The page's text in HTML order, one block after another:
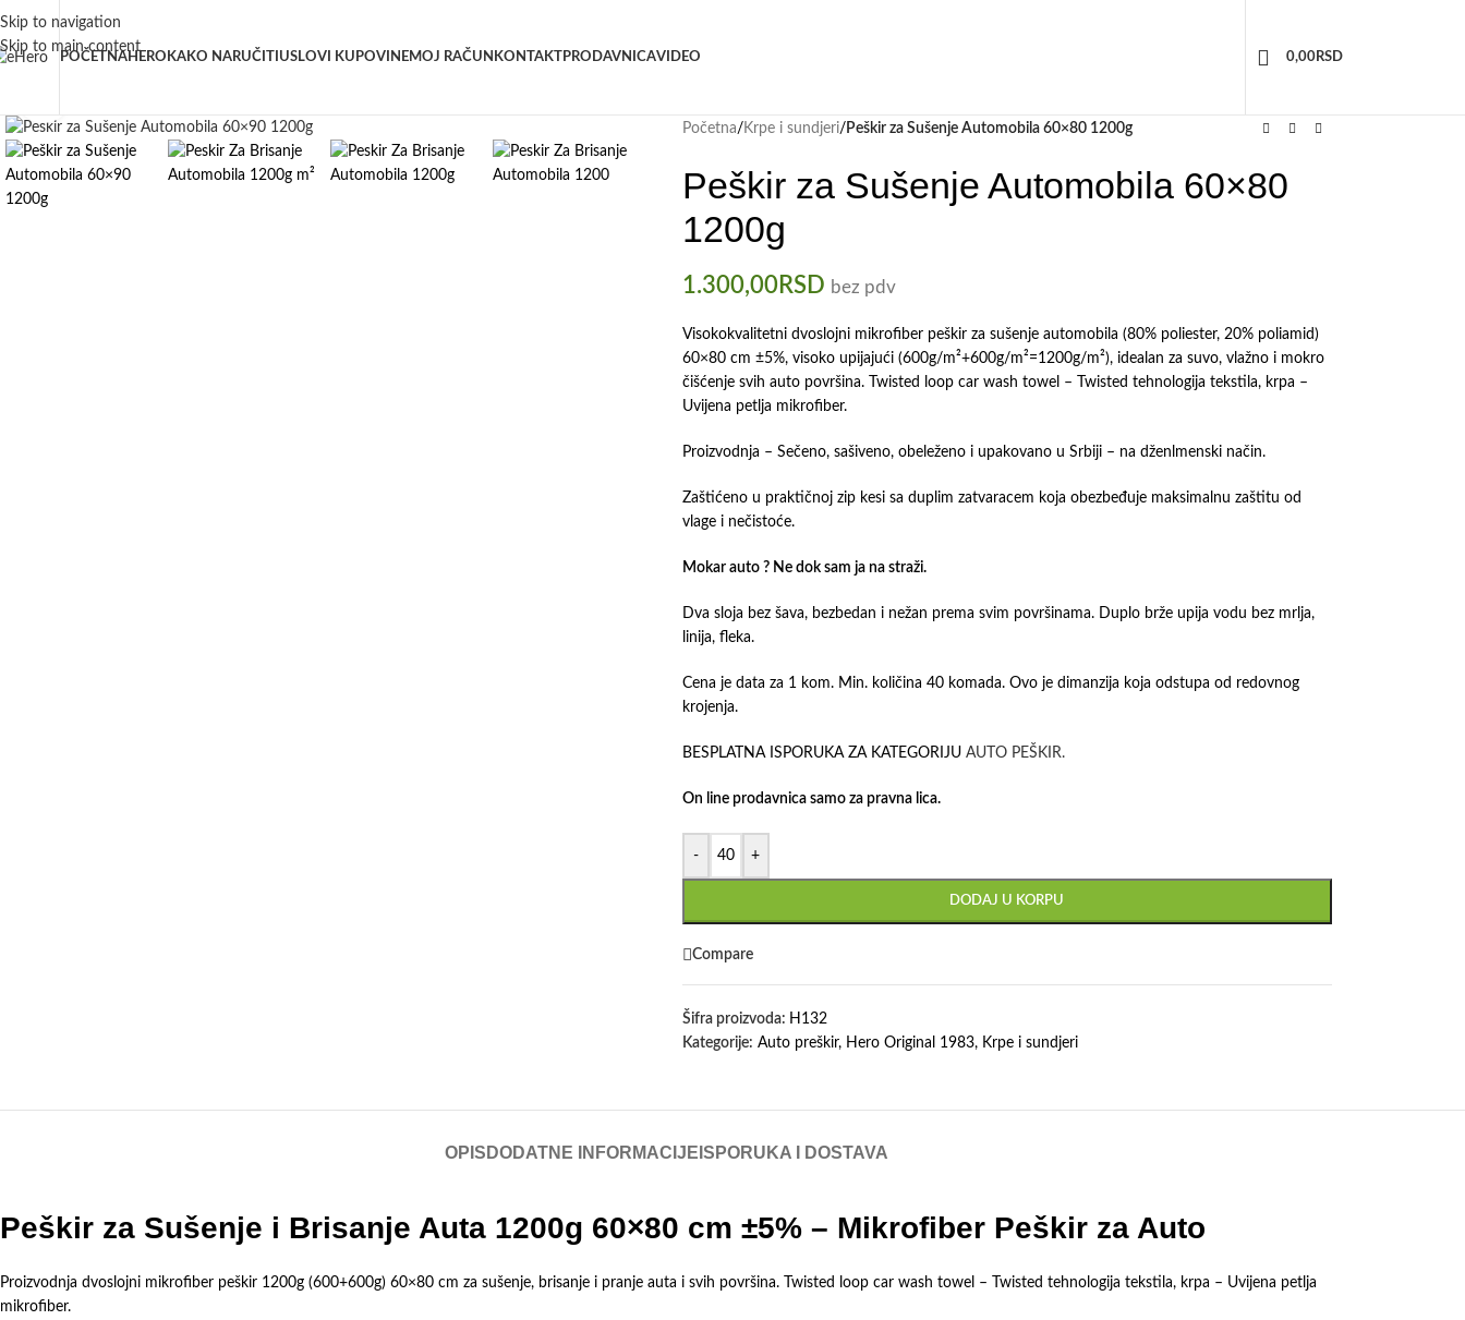
Skip to navigation
Skip to main content
POČETNAHERO KAKO NARUČITI USLOVI KUPOVINEMOJ RAČUN KONTAKTPRODAVNICAVIDEO 0,00RSD
Početna/ Krpe i sundjeri/ Peškir za Sušenje Automobila 60×80 1200g
Peškir za Sušenje Automobila 60×80
1200g
1.300,00RSD bez pdv
Visokokvalitetni dvoslojni mikrofiber peškir za sušenje automobila (80% poliester, 20% poliamid)
60×80 cm ±5%, visoko upijajući (600g/m²+600g/m²=1200g/m²), idealan za suvo, vlažno i mokro
čišćenje svih auto površina. Twisted loop car wash towel – Twisted tehnologija tekstila, krpa –
Uvijena petlja mikrofiber.
Proizvodnja – Sečeno, sašiveno, obeleženo i upakovano u Srbiji – na dženlmenski način.
Zaštićeno u praktičnoj zip kesi sa duplim zatvaracem koja obezbeđuje maksimalnu zaštitu od
vlage i nečistoće.
Mokar auto ? Ne dok sam ja na straži.
Dva sloja bez šava, bezbedan i nežan prema svim površinama. Duplo brže upija vodu bez mrlja,
linija, fleka.
Cena je data za 1 kom. Min. količina 40 komada. Ovo je dimanzija koja odstupa od redovnog
krojenja.
BESPLATNA ISPORUKA ZA KATEGORIJU AUTO PEŠKIR.
On line prodavnica samo za pravna lica.
- +
DODAJ U KORPU
Compare
Šifra proizvoda: H132
Kategorije: Auto preškir, Hero Original 1983, Krpe i sundjeri
OPIS DODATNE INFORMACIJE ISPORUKA I DOSTAVA
Peškir za Sušenje i Brisanje Auta 1200g 60×80 cm ±5% – Mikrofiber Peškir za Auto
Proizvodnja dvoslojni mikrofiber peškir 1200g (600+600g) 60×80 cm za sušenje, brisanje i pranje auta i svih površina. Twisted loop car wash towel – Twisted tehnologija tekstila, krpa – Uvijena petlja
mikrofiber.